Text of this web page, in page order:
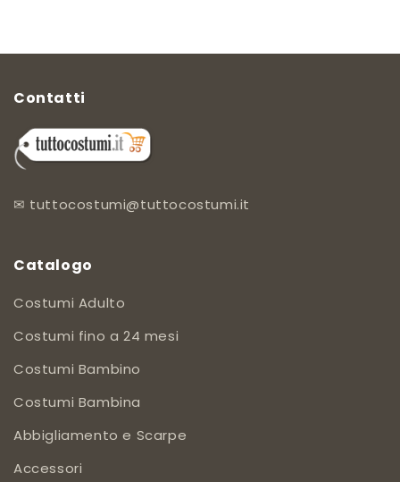
Contatti
✉ tuttocostumi@tuttocostumi.it
Catalogo
Costumi Adulto
Costumi fino a 24 mesi
Costumi Bambino
Costumi Bambina
Abbigliamento e Scarpe
Accessori